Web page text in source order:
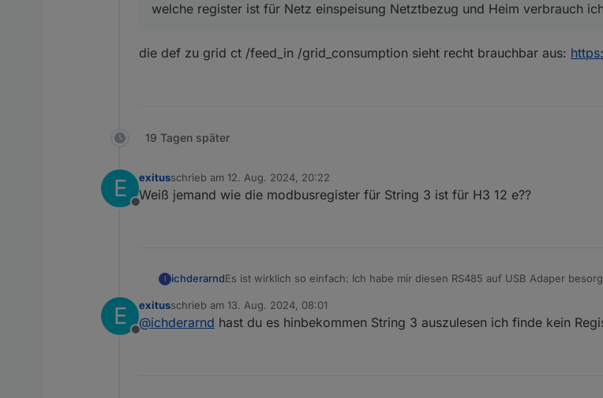
welche register ist für Netz einspeisung Netztbezug und Heim verbrauch
die def zu grid ct /feed_in /grid_consumption sieht recht brauchbar aus:
19 Tagen später
E
Offline
exitusschrieb am 12. Aug. 2024, 20:22
zuletzt editiert von
Weiß jemand wie die modbusregister für String 3 ist für H3 12 e??
I ichderarndEs ist wirklich so einfach: Ich habe mir diesen RS485 auf USB Adaper
Dann von einem LAN-Kabel die Stecker abgeschnitten, zwei verdrillte
und an A und B des USB-Adapters. Den USB Stecker in den Pi stecken,
E
Offline
exitusschrieb am 13. Aug. 2024, 08:01
zuletzt editiert von
@ichderarnd hast du es hinbekommen String 3 auszulesen ich finde kein